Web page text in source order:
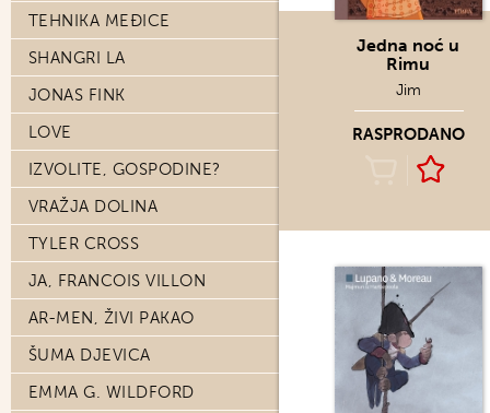
TEHNIKA MEĐICE
SHANGRI LA
JONAS FINK
LOVE
IZVOLITE, GOSPODINE?
VRAŽJA DOLINA
TYLER CROSS
JA, FRANCOIS VILLON
AR-MEN, ŽIVI PAKAO
ŠUMA DJEVICA
EMMA G. WILDFORD
Jedna noć u
Rimu
Jim
RASPRODANO